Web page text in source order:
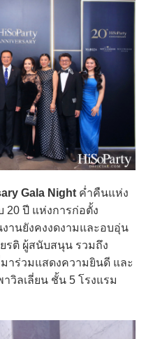
Gala Night ค่ำคืนแห่ง
20 ปี แห่งการก่อตั้ง
งานยังคงงดงามและอบอุ่น
รติ ผู้สนับสนุน รวมถึง
าร่วมแสดงความยินดี และ
วิลเลี่ยน ชั้น 5 โรงแรม